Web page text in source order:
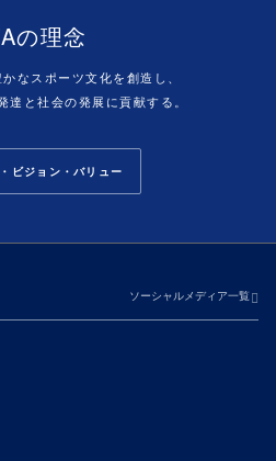
の理念
なスポーツ文化を創造し、
達と社会の発展に貢献する。
ビジョン・バリュー
ソーシャルメディア一覧